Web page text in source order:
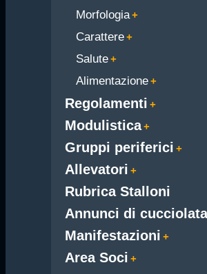
Morfologia
Carattere
Salute
Alimentazione
Regolamenti
Modulistica
Gruppi periferici
Allevatori
Rubrica Stalloni
Annunci di cucciolata
Manifestazioni
Area Soci